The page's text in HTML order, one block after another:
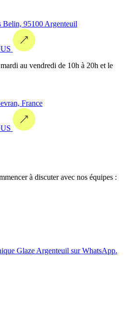
Belin, 95100 Argenteuil
au vendredi de 10h à 20h et le
France
à discuter avec nos équipes :
Glaze Argenteuil sur WhatsApp.